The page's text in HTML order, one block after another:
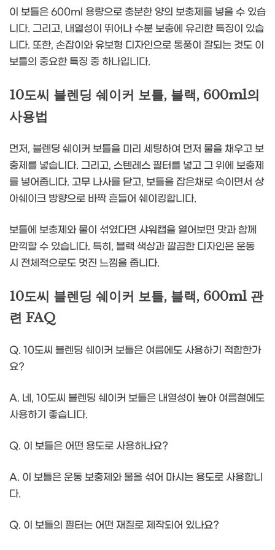
이 보틀은 600ml 용량으로 충분한 양의 보충제를 넣을 수 있습
니다. 그리고, 내열성이 뛰어나 수분 보충에 유리한 특징이 있습
니다. 또한, 손잡이와 유보형 디자인으로 통풍이 잘되는 것도 이
보틀의 중요한 특징 중 하나입니다.
10도씨 블렌딩 쉐이커 보틀, 블랙, 600ml의
사용법
먼저, 블렌딩 쉐이커 보틀을 미리 세팅하여 먼저 물을 채우고 보
충제를 넣습니다. 그리고, 스텐레스 필터를 넣고 그 위에 보충제
를 넣어줍니다. 고무 나사를 닫고, 보틀을 잡은채로 숙이면서 상
아쉐이크 방향으로 바짝 흔들어 쉐이킹합니다.
보틀에 보충제와 물이 섞였다면 샤워캡을 열어보면 맛과 함께
만끽할 수 있습니다. 특히, 블랙 색상과 깔끔한 디자인은 운동
시 전체적으로도 멋진 느낌을 줍니다.
10도씨 블렌딩 쉐이커 보틀, 블랙, 600ml 관
련 FAQ
Q. 10도씨 블렌딩 쉐이커 보틀은 여름에도 사용하기 적합한가
요?
A. 네, 10도씨 블렌딩 쉐이커 보틀은 내열성이 높아 여름철에도
사용하기 좋습니다.
Q. 이 보틀은 어떤 용도로 사용하나요?
A. 이 보틀은 운동 보충제와 물을 섞어 마시는 용도로 사용합니
다.
Q. 이 보틀의 필터는 어떤 재질로 제작되어 있나요?